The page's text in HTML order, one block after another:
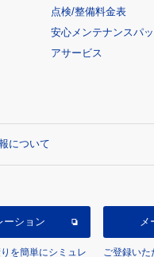
点検/整備料金表
安心メンテナンスパ
アサービス
について
ーション
を簡単にシミュレ
メ
ご登録いた